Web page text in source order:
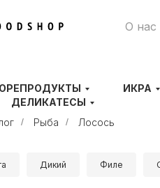
О нас
ИКРА
ДЕЛИКАТЕСЫ
/ Рыба / Лосось
Дикий Филе